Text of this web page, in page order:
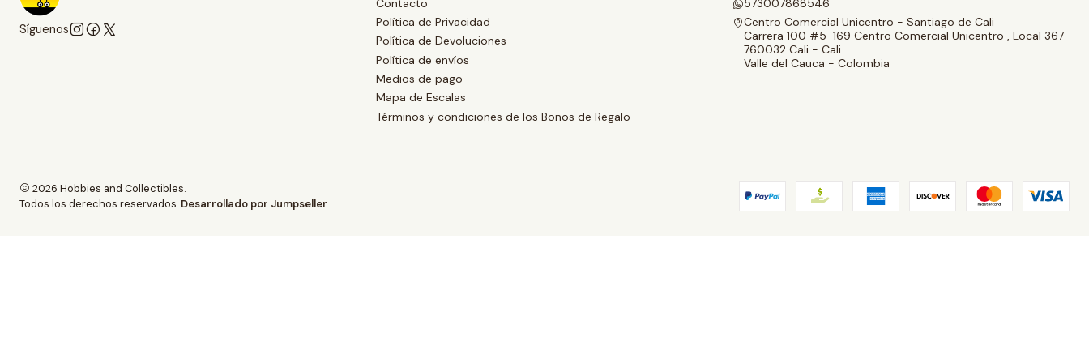
Síguenos
Política de Privacidad
Política de Devoluciones
Política de envíos
Medios de pago
Mapa de Escalas
Términos y condiciones de los Bonos de Regalo
Centro Comercial Unicentro - Santiago de Cali
Carrera 100 #5-169 Centro Comercial Unicentro , Local 367
760032 Cali - Cali
Valle del Cauca - Colombia
2026 Hobbies and Collectibles.
Todos los derechos reservados. Desarrollado por Jumpseller.